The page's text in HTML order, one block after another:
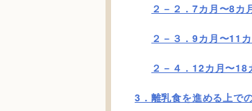
２－２．7カ月〜8カ
２－３．9カ月〜11
２－４．12カ月〜18
3．離乳食を進める上で